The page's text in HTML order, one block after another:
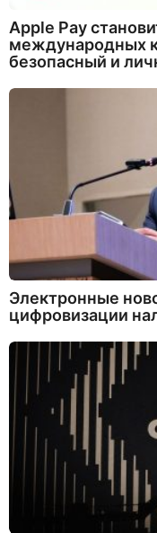
Apple Pay
международных
безопасный и
Электронные
цифровизации